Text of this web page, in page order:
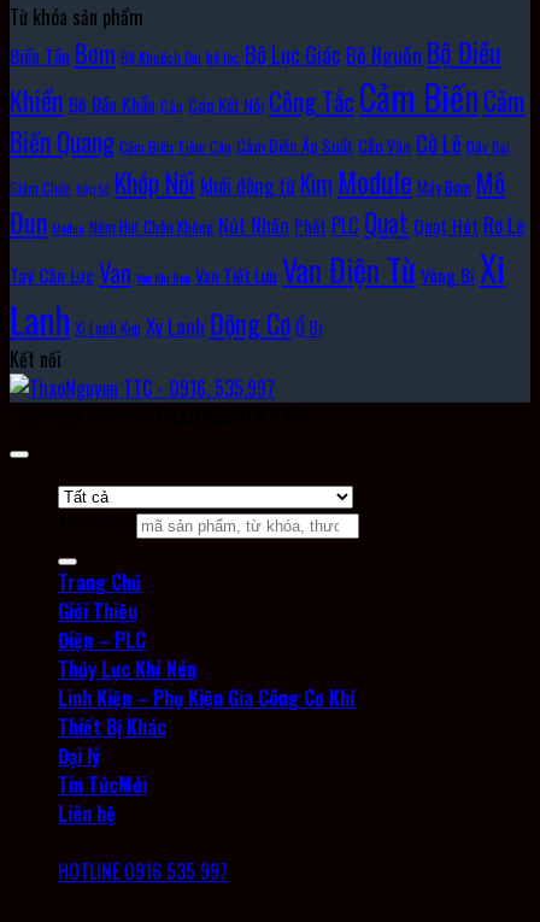
Từ khóa sản phẩm
Biến Tần Bơm Bộ Khuếch Đại bộ lọc Bộ Lục Giác Bộ Nguồn Bộ Điều
Khiển Bộ Đầu Khẩu Cáp Cáp Kết Nối Công TắcCảm BiếnCảm
Biến Quang Cảm Biến Tiệm Cận Cảm Biến Áp Suất Cần Vặn Cờ Lê Dây Đai
Giảm Chấn Hộp Số Khớp Nối khởi động từ Kìm Module Máy Bơm Mô
Đun Môđun Núm Hút Chân Không Nút Nhấn Phốt PLC Quạt Quạt Hút Rơ Le
Tay Cân Lực Van Van Khí Nén Van Tiết Lưu Van Điện TừVòng Bi Xi
Lanh Xi Lanh Kẹp Xy LanhĐộng CơỔ Bi
Kết nối
Trang Chủ
Giới Thiệu
Điện – PLC
Thủy Lực Khí Nén
Linh Kiện – Phụ Kiện Gia Công Cơ Khí
Thiết Bị Khác
Đại lý
Tin Tức
Liên hệ
HOTLINE 0916 535 997